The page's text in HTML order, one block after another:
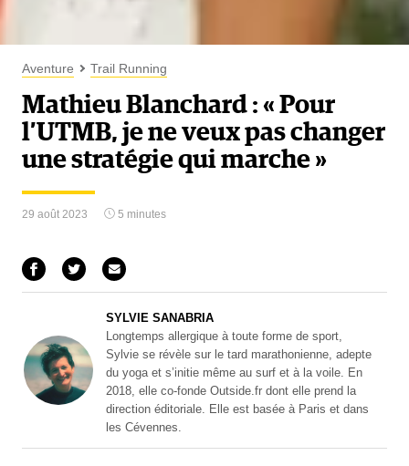
Aventure Trail Running
Mathieu Blanchard : « Pour
l’UTMB, je ne veux pas changer
une stratégie qui marche »
29 août 2023 5 minutes
SYLVIE SANABRIA
Longtemps allergique à toute forme de sport,
Sylvie se révèle sur le tard marathonienne, adepte
du yoga et s’initie même au surf et à la voile. En
2018, elle co-fonde Outside.fr dont elle prend la
direction éditoriale. Elle est basée à Paris et dans
les Cévennes.